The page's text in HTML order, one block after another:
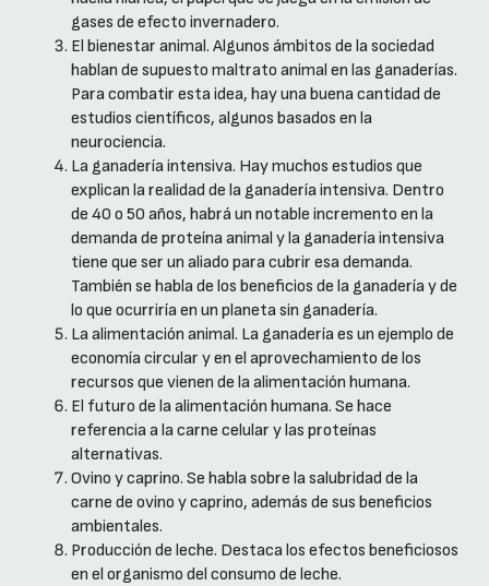
gases de efecto invernadero.
El bienestar animal. Algunos ámbitos de la sociedad
hablan de supuesto maltrato animal en las ganaderías.
Para combatir esta idea, hay una buena cantidad de
estudios científicos, algunos basados en la
neurociencia.
La ganadería intensiva. Hay muchos estudios que
explican la realidad de la ganadería intensiva. Dentro
de 40 o 50 años, habrá un notable incremento en la
demanda de proteína animal y la ganadería intensiva
tiene que ser un aliado para cubrir esa demanda.
También se habla de los beneficios de la ganadería y de
lo que ocurriría en un planeta sin ganadería.
La alimentación animal. La ganadería es un ejemplo de
economía circular y en el aprovechamiento de los
recursos que vienen de la alimentación humana.
El futuro de la alimentación humana. Se hace
referencia a la carne celular y las proteínas
alternativas.
Ovino y caprino. Se habla sobre la salubridad de la
carne de ovino y caprino, además de sus beneficios
ambientales.
Producción de leche. Destaca los efectos beneficiosos
en el organismo del consumo de leche.